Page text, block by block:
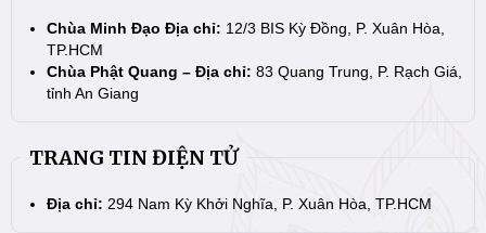
Chùa Minh Đạo Địa chỉ: 12/3 BIS Kỳ Đồng, P. Xuân Hòa,
TP.HCM
Chùa Phật Quang – Địa chỉ: 83 Quang Trung, P. Rạch Giá,
tỉnh An Giang
TRANG TIN ĐIỆN TỬ
Địa chỉ: 294 Nam Kỳ Khởi Nghĩa, P. Xuân Hòa, TP.HCM